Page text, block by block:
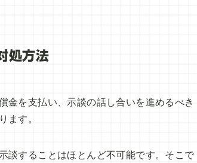
処方法
金を支払い、示談の話し合いを進めるべき
す。
談することはほとんど不可能です。そこで